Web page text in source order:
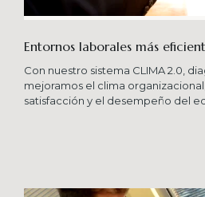
Entornos laborales más
Con nuestro sistema CLIMA 2.0,
mejoramos el clima
satisfacción y el desempeño del